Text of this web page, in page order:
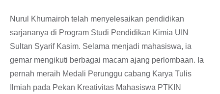
Nurul Khumairoh telah menyelesaikan pendidikan
sarjananya di Program Studi Pendidikan Kimia UIN
Sultan Syarif Kasim. Selama menjadi mahasiswa, ia
gemar mengikuti berbagai macam ajang perlombaan. Ia
pernah meraih Medali Perunggu cabang Karya Tulis
Ilmiah pada Pekan Kreativitas Mahasiswa PTKIN